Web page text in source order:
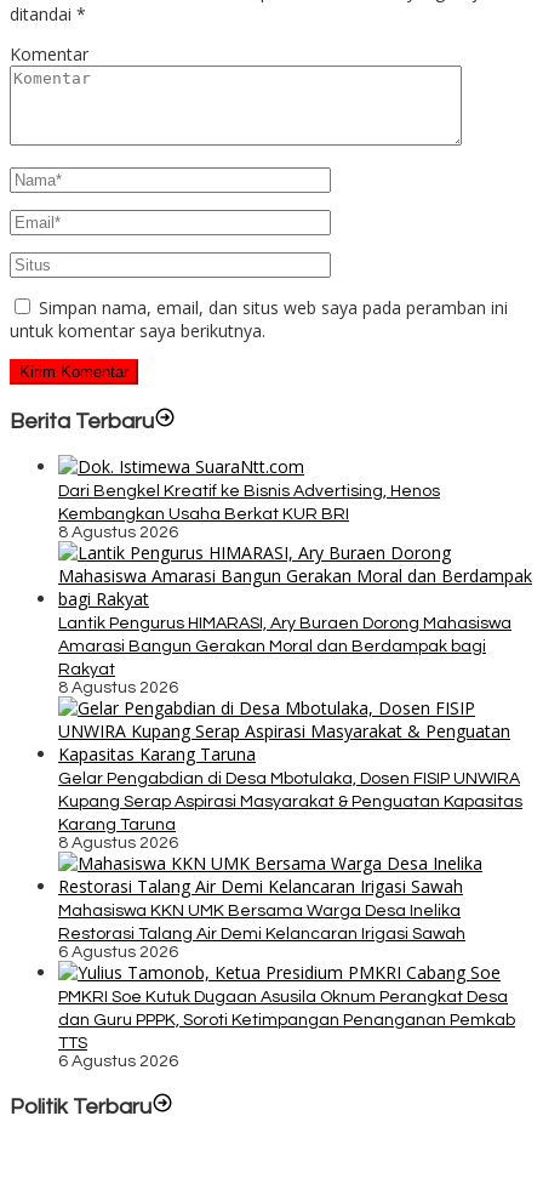
ditandai *
Komentar
Simpan nama, email, dan situs web saya pada peramban ini
untuk komentar saya berikutnya.
Berita Terbaru
Dari Bengkel Kreatif ke Bisnis Advertising, Henos
Kembangkan Usaha Berkat KUR BRI
8 Agustus 2026
Lantik Pengurus HIMARASI, Ary Buraen Dorong Mahasiswa
Amarasi Bangun Gerakan Moral dan Berdampak bagi
Rakyat
8 Agustus 2026
Gelar Pengabdian di Desa Mbotulaka, Dosen FISIP UNWIRA
Kupang Serap Aspirasi Masyarakat & Penguatan Kapasitas
Karang Taruna
8 Agustus 2026
Mahasiswa KKN UMK Bersama Warga Desa Inelika
Restorasi Talang Air Demi Kelancaran Irigasi Sawah
6 Agustus 2026
PMKRI Soe Kutuk Dugaan Asusila Oknum Perangkat Desa
dan Guru PPPK, Soroti Ketimpangan Penanganan Pemkab
TTS
6 Agustus 2026
Politik Terbaru